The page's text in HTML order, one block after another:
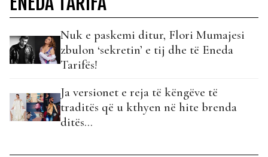
Nuk e paskemi ditur, Flori Mumajesi
zbulon ‘sekretin’ e tij dhe të Eneda
Tarifës!
Ja versionet e reja të këngëve të
traditës që u kthyen në hite brenda
ditës...